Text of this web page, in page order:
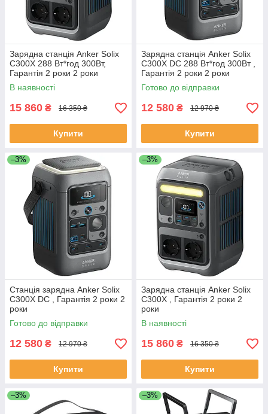
Зарядна станція Anker Solix
C300X 288 Вт*год 300Вт,
Гарантія 2 роки 2 роки
В наявності
15 860 ₴ 16 350 ₴
Купити
Зарядна станція Anker Solix
C300X DC 288 Вт*год 300Вт ,
Гарантія 2 роки 2 роки
Готово до відправки
12 580 ₴ 12 970 ₴
Купити
–3%
Станція зарядна Anker Solix
C300X DC , Гарантія 2 роки 2
роки
Готово до відправки
12 580 ₴ 12 970 ₴
Купити
–3%
Зарядна станція Anker Solix
C300X , Гарантія 2 роки 2
роки
В наявності
15 860 ₴ 16 350 ₴
Купити
–3% –3%